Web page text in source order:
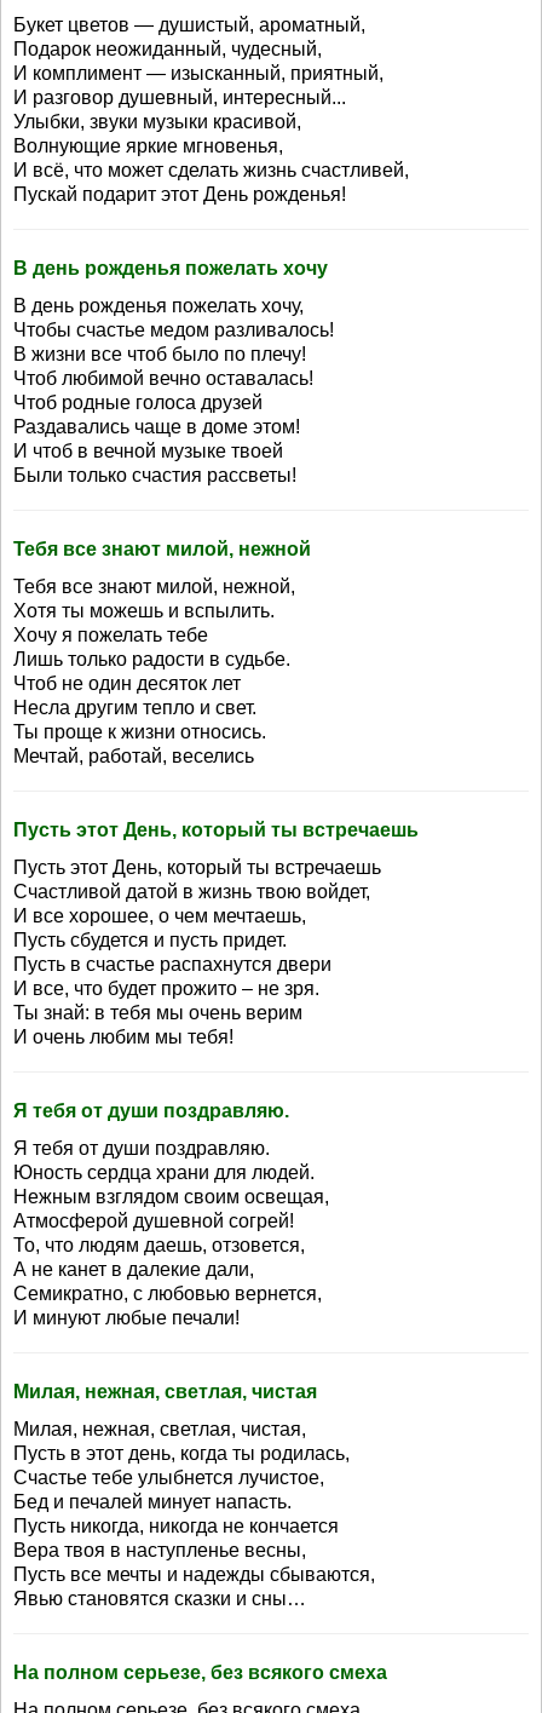
Букет цветов — душистый, ароматный,
Подарок неожиданный, чудесный,
И комплимент — изысканный, приятный,
И разговор душевный, интересный...
Улыбки, звуки музыки красивой,
Волнующие яркие мгновенья,
И всё, что может сделать жизнь счастливей,
Пускай подарит этот День рожденья!
В день рожденья пожелать хочу
В день рожденья пожелать хочу,
Чтобы счастье медом разливалось!
В жизни все чтоб было по плечу!
Чтоб любимой вечно оставалась!
Чтоб родные голоса друзей
Раздавались чаще в доме этом!
И чтоб в вечной музыке твоей
Были только счастия рассветы!
Тебя все знают милой, нежной
Тебя все знают милой, нежной,
Хотя ты можешь и вспылить.
Хочу я пожелать тебе
Лишь только радости в судьбе.
Чтоб не один десяток лет
Несла другим тепло и свет.
Ты проще к жизни относись.
Мечтай, работай, веселись
Пусть этот День, который ты встречаешь
Пусть этот День, который ты встречаешь
Счастливой датой в жизнь твою войдет,
И все хорошее, о чем мечтаешь,
Пусть сбудется и пусть придет.
Пусть в счастье распахнутся двери
И все, что будет прожито – не зря.
Ты знай: в тебя мы очень верим
И очень любим мы тебя!
Я тебя от души поздравляю.
Я тебя от души поздравляю.
Юность сердца храни для людей.
Нежным взглядом своим освещая,
Атмосферой душевной согрей!
То, что людям даешь, отзовется,
А не канет в далекие дали,
Семикратно, с любовью вернется,
И минуют любые печали!
Милая, нежная, светлая, чистая
Милая, нежная, светлая, чистая,
Пусть в этот день, когда ты родилась,
Счастье тебе улыбнется лучистое,
Бед и печалей минует напасть.
Пусть никогда, никогда не кончается
Вера твоя в наступленье весны,
Пусть все мечты и надежды сбываются,
Явью становятся сказки и сны…
На полном серьезе, без всякого смеха